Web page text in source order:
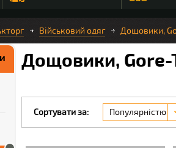
Військовий одяг Дощовики,
Дощовики, Gore-
Сортувати за: Популярністю